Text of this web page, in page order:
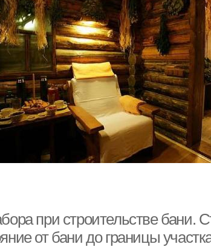
при строительстве бани.
от бани до границы